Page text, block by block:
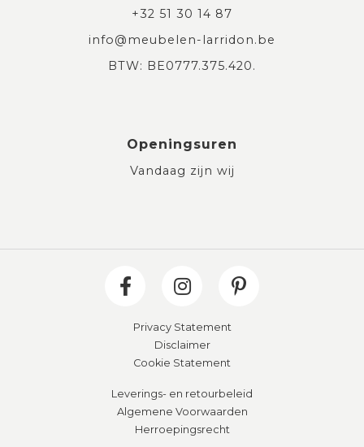
+32 51 30 14 87
info@meubelen-larridon.be
BTW: BE0777.375.420.
Openingsuren
Vandaag zijn wij
Privacy Statement
Disclaimer
Cookie Statement
Leverings- en retourbeleid
Algemene Voorwaarden
Herroepingsrecht